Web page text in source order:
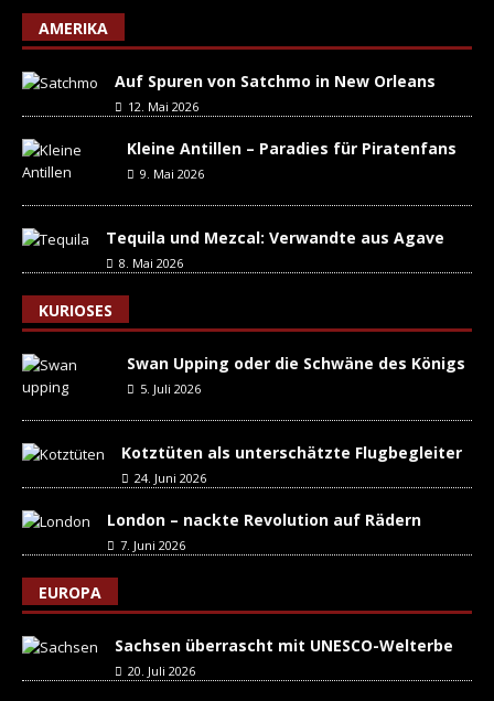
AMERIKA
Auf Spuren von Satchmo in New Orleans
12. Mai 2026
Kleine Antillen – Paradies für Piratenfans
9. Mai 2026
Tequila und Mezcal: Verwandte aus Agave
8. Mai 2026
KURIOSES
Swan Upping oder die Schwäne des Königs
5. Juli 2026
Kotztüten als unterschätzte Flugbegleiter
24. Juni 2026
London – nackte Revolution auf Rädern
7. Juni 2026
EUROPA
Sachsen überrascht mit UNESCO-Welterbe
20. Juli 2026